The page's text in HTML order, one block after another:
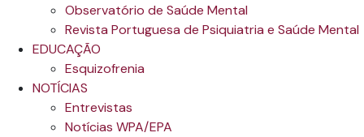
Observatório de Saúde Mental
Revista Portuguesa de Psiquiatria e Saúde Mental
EDUCAÇÃO
Esquizofrenia
NOTÍCIAS
Entrevistas
Notícias WPA/EPA